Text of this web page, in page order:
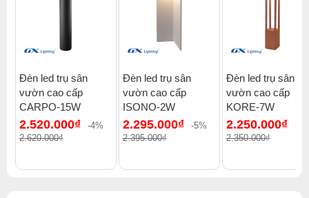
Đèn led trụ sân
vườn cao cấp
CARPO-15W
2.520.000₫
-4%
2.620.000₫
Đèn led trụ sân
vườn cao cấp
ISONO-2W
2.295.000₫
-5%
2.395.000₫
Đèn led trụ sân
vườn cao cấp
KORE-7W
2.250.000₫
-
2.350.000₫